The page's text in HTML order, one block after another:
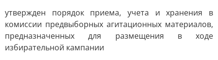
утвержден порядок приема, учета и хранения в
комиссии предвыборных агитационных материалов,
предназначенных для размещения в ходе
избирательной кампании